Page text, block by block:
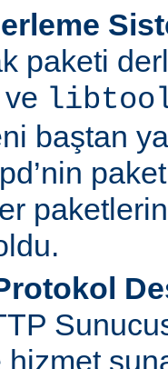
paketi
ve
baştan